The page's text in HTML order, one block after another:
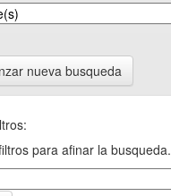
nueva busqueda
para afinar la busqueda.